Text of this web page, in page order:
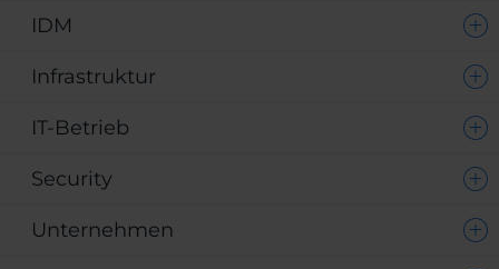
IDM
Infrastruktur
IT-Betrieb
Security
Unternehmen